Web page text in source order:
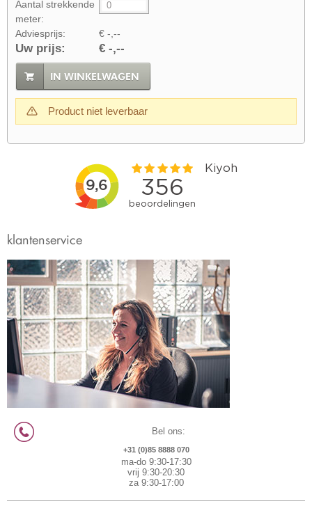
Aantal strekkende
meter:
Adviesprijs:
€ -,--
Uw prijs: € -,--
IN WINKELWAGEN
Product niet leverbaar
klantenservice
Bel ons:
+31 (0)85 8888 070
ma-do 9:30-17:30
vrij 9:30-20:30
za 9:30-17:00